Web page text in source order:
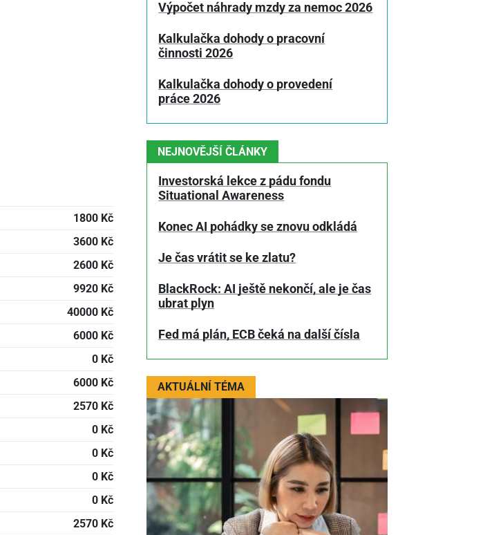
1800 Kč
3600 Kč
2600 Kč
9920 Kč
40000 Kč
6000 Kč
0 Kč
6000 Kč
2570 Kč
0 Kč
0 Kč
0 Kč
0 Kč
2570 Kč
Výpočet náhrady mzdy za nemoc 2026
Kalkulačka dohody o pracovní
činnosti 2026
Kalkulačka dohody o provedení
práce 2026
NEJNOVĚJŠÍ ČLÁNKY
Investorská lekce z pádu fondu
Situational Awareness
Konec AI pohádky se znovu odkládá
Je čas vrátit se ke zlatu?
BlackRock: AI ještě nekončí, ale je čas
ubrat plyn
Fed má plán, ECB čeká na další čísla
AKTUÁLNÍ TÉMA